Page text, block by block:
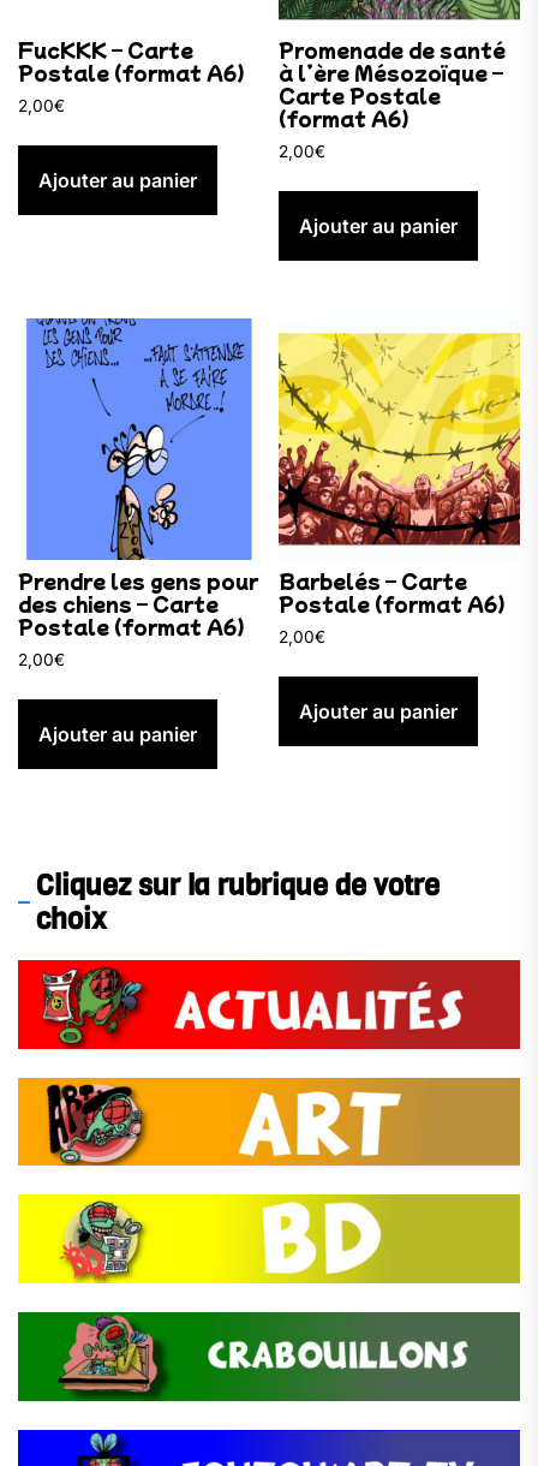
FucKKK – Carte
Postale (format A6)
2,00€
Ajouter au panier
Promenade de santé
à l’ère Mésozoïque –
Carte Postale
(format A6)
2,00€
Ajouter au panier
Prendre les gens pour
des chiens – Carte
Postale (format A6)
2,00€
Ajouter au panier
Barbelés – Carte
Postale (format A6)
2,00€
Ajouter au panier
Cliquez sur la rubrique de votre
choix